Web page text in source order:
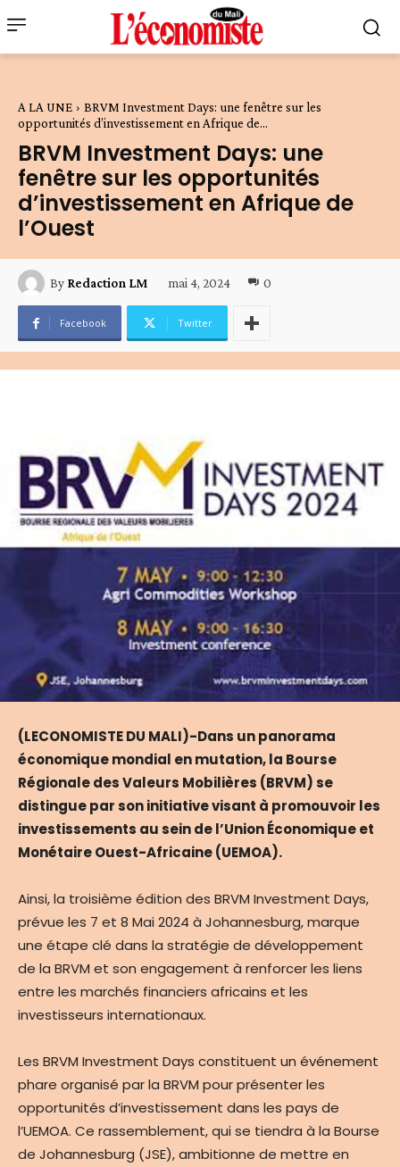
A LA UNE
BRVM Investment Days: une fenêtre sur les
opportunités d’investissement en Afrique de...
BRVM Investment Days: une
fenêtre sur les opportunités
d’investissement en Afrique de
l’Ouest
By Redaction LM mai 4, 2024 0
Facebook Twitter
(LECONOMISTE DU MALI)-Dans un panorama
économique mondial en mutation, la Bourse
Régionale des Valeurs Mobilières (BRVM) se
distingue par son initiative visant à promouvoir les
investissements au sein de l’Union Économique et
Monétaire Ouest-Africaine (UEMOA).
Ainsi, la troisième édition des BRVM Investment Days,
prévue les 7 et 8 Mai 2024 à Johannesburg, marque
une étape clé dans la stratégie de développement
de la BRVM et son engagement à renforcer les liens
entre les marchés financiers africains et les
investisseurs internationaux.
Les BRVM Investment Days constituent un événement
phare organisé par la BRVM pour présenter les
opportunités d’investissement dans les pays de
l’UEMOA. Ce rassemblement, qui se tiendra à la Bourse
de Johannesburg (JSE), ambitionne de mettre en